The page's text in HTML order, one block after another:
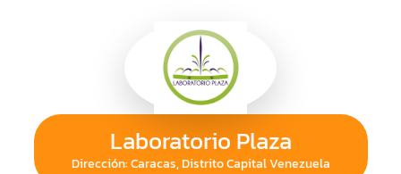
Laboratorio Plaza
Dirección: Caracas, Distrito Capital Venezuela